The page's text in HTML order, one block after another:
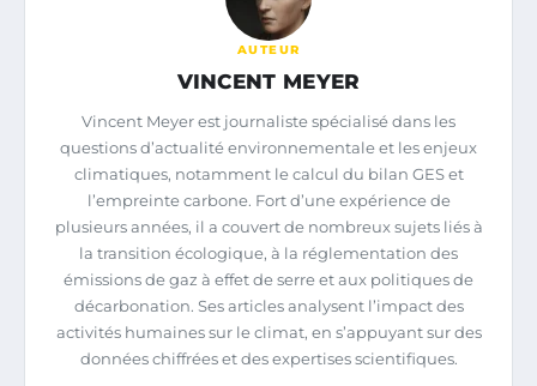
AUTEUR
VINCENT MEYER
Vincent Meyer est journaliste spécialisé dans les
questions d’actualité environnementale et les enjeux
climatiques, notamment le calcul du bilan GES et
l’empreinte carbone. Fort d’une expérience de
plusieurs années, il a couvert de nombreux sujets liés à
la transition écologique, à la réglementation des
émissions de gaz à effet de serre et aux politiques de
décarbonation. Ses articles analysent l’impact des
activités humaines sur le climat, en s’appuyant sur des
données chiffrées et des expertises scientifiques.